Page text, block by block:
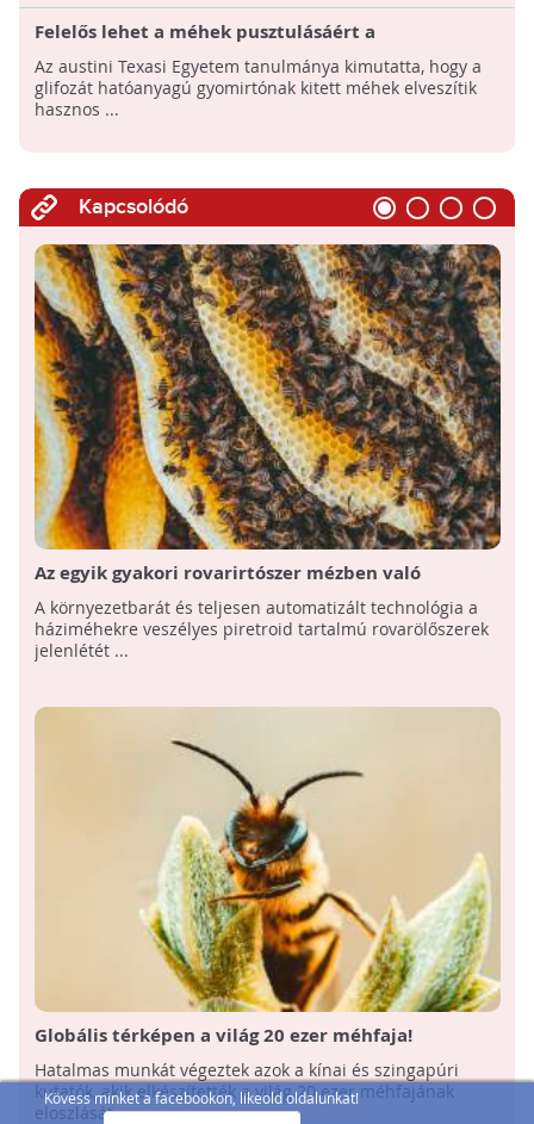
Kövess minket a facebookon, likeold oldalunkat!
Felelős lehet a méhek pusztulásáért a
legelterjedtebb gyomirtó, a glifozát
Az austini Texasi Egyetem tanulmánya kimutatta, hogy a
glifozát hatóanyagú gyomirtónak kitett méhek elveszítik
hasznos ...
Kapcsolódó
Az egyik gyakori rovarirtószer mézben való
jelenlétének kimutatására fejlesztettek ki
hatékony módszert
A környezetbarát és teljesen automatizált technológia a
háziméhekre veszélyes piretroid tartalmú rovarölőszerek
jelenlétét ...
Globális térképen a világ 20 ezer méhfaja!
Hatalmas munkát végeztek azok a kínai és szingapúri
kutatók, akik elkészítették a világ 20 ezer méhfajának
eloszlását ...